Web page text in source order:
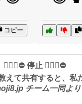
コピー
✋🏻🛑⛔️ 停止 ✋🏻🛑⛔️
えて共有すると、
チーム一同より